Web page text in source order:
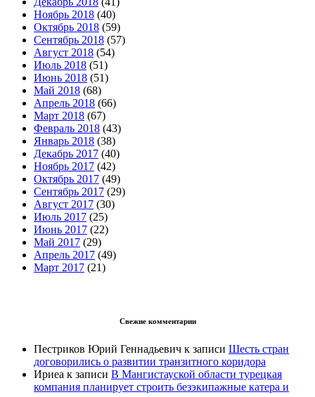
Ноябрь 2018 (40)
Октябрь 2018 (59)
Сентябрь 2018 (57)
Август 2018 (54)
Июль 2018 (51)
Июнь 2018 (51)
Май 2018 (68)
Апрель 2018 (66)
Март 2018 (67)
Февраль 2018 (43)
Январь 2018 (38)
Декабрь 2017 (40)
Ноябрь 2017 (42)
Октябрь 2017 (49)
Сентябрь 2017 (29)
Август 2017 (30)
Июль 2017 (25)
Июнь 2017 (22)
Май 2017 (29)
Апрель 2017 (49)
Март 2017 (21)
Свежие комментарии
Пестриков Юрий Геннадьевич к записи Шесть стран
договорились о развитии транзитного коридора
Ириеа к записи В Мангистауской области турецкая
компания планирует строить безэкипажные катера и